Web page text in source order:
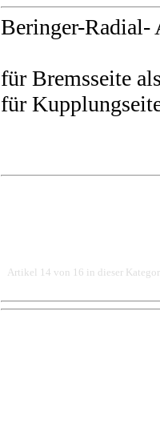
Beringer-Radial-
für Bremsseite
für
Artikel 14 von 16 in dieser